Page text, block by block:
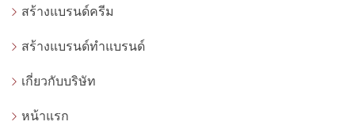
สร้างแบรนด์ครีม
สร้างแบรนด์ทำแบรนด์
เกี่ยวกับบริษัท
หน้าแรก